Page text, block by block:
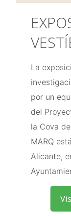
La
por un
del
la Cova
MARQ
Alicante,